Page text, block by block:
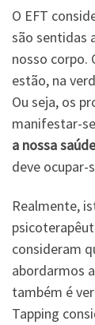
O EFT
são sentidas
nosso corpo.
estão, na
Ou seja, os
manifestar-
a nossa
deve ocupar-
Realmente,
consideram
abordarmos
também é
Tapping